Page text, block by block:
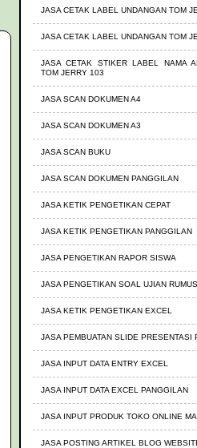
JASA CETAK LABEL UNDANGAN TOM
JASA CETAK LABEL UNDANGAN TOM
JASA CETAK STIKER LABEL NAMA
TOM JERRY 103
JASA SCAN DOKUMEN A4
JASA SCAN DOKUMEN A3
JASA SCAN BUKU
JASA SCAN DOKUMEN PANGGILAN
JASA KETIK PENGETIKAN CEPAT
JASA KETIK PENGETIKAN PANGGILAN
JASA PENGETIKAN RAPOR SISWA
JASA PENGETIKAN SOAL UJIAN
JASA KETIK PENGETIKAN EXCEL
JASA PEMBUATAN SLIDE PRESENTASI
JASA INPUT DATA ENTRY EXCEL
JASA INPUT DATA EXCEL PANGGILAN
JASA INPUT PRODUK TOKO ONLINE
JASA POSTING ARTIKEL BLOG